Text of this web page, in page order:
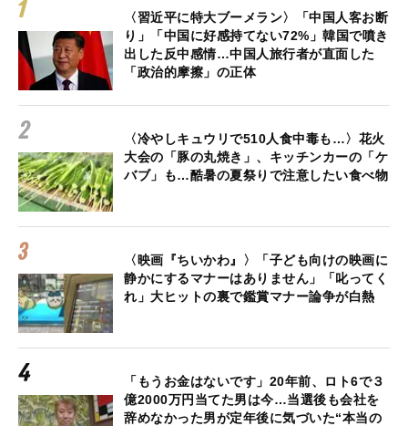
〈習近平に特大ブーメラン〉「中国人客お断
り」「中国に好感持てない72%」韓国で噴き
出した反中感情…中国人旅行者が直面した
「政治的摩擦」の正体
〈冷やしキュウリで510人食中毒も…〉花火
大会の「豚の丸焼き」、キッチンカーの「ケ
バブ」も…酷暑の夏祭りで注意したい食べ物
〈映画『ちいかわ』〉「子ども向けの映画に
静かにするマナーはありません」「叱ってく
れ」大ヒットの裏で鑑賞マナー論争が白熱
「もうお金はないです」20年前、ロト6で３
億2000万円当てた男は今…当選後も会社を
辞めなかった男が定年後に気づいた“本当の